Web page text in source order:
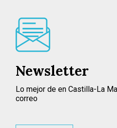
Newsletter
Lo mejor de en Castilla-La
correo